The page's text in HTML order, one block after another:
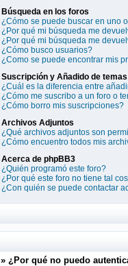
Búsqueda en los foros
¿Cómo se puede buscar en uno
¿Por qué mi búsqueda me
¿Por qué mi búsqueda me
¿Cómo busco usuarios?
¿Como se puede encontrar mis
Suscripción y Añadido de
¿Cuál es la diferencia entre
¿Cómo me suscribo a un foro o
¿Cómo borro mis suscripciones?
Archivos Adjuntos
¿Qué archivos adjuntos son
¿Cómo encuentro todos mis
Acerca de phpBB3
¿Quién programó este foro?
¿Por qué este foro no tiene tal
¿Con quién se puede contactar
» ¿Por qué no puedo